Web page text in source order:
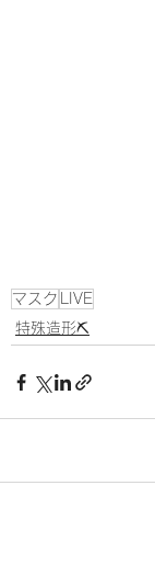
マスク
LIVE
特殊造形⛏